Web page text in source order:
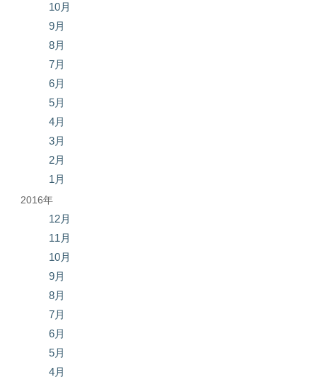
10月
9月
8月
7月
6月
5月
4月
3月
2月
1月
2016年
12月
11月
10月
9月
8月
7月
6月
5月
4月